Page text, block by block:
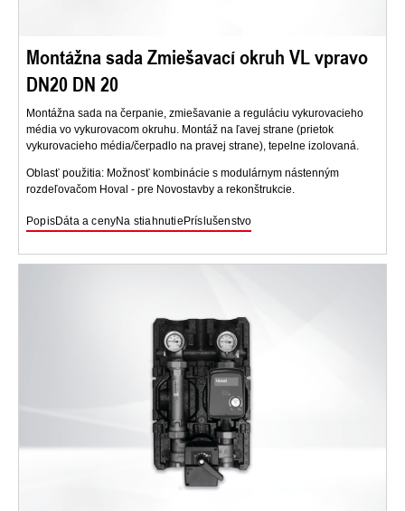
Montážna sada Zmiešavací okruh VL vpravo
DN20 DN 20
Montážna sada na čerpanie, zmiešavanie a reguláciu vykurovacieho
média vo vykurovacom okruhu. Montáž na ľavej strane (prietok
vykurovacieho média/čerpadlo na pravej strane), tepelne izolovaná.
Oblasť použitia: Možnosť kombinácie s modulárnym nástenným
rozdeľovačom Hoval - pre Novostavby a rekonštrukcie.
PopisDáta a cenyNa stiahnutie Príslušenstvo